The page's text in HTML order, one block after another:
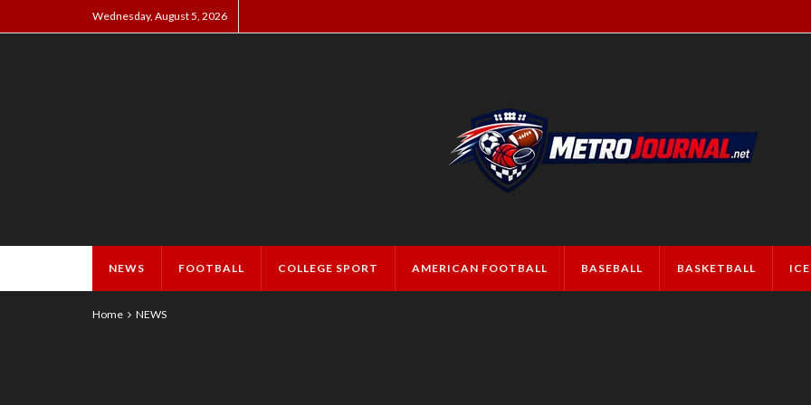
Wednesday, August 5, 2026
NEWS FOOTBALL COLLEGE SPORT AMERICAN FOOTBALL BASEBALL BASKETBALL
Home NEWS